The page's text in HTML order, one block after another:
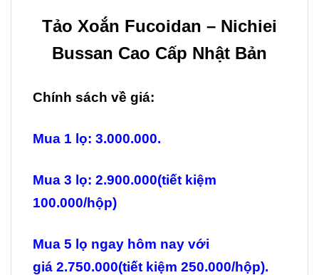
Tảo Xoắn Fucoidan – Nichiei
Bussan Cao Cấp Nhật Bản
Chính sách về giá:
Mua 1 lọ: 3.000.000.
Mua 3 lọ: 2.900.000(tiết kiệm
100.000/hộp)
Mua 5 lọ ngay hôm nay với
giá 2.750.000(tiết kiệm 250.000/hộp).